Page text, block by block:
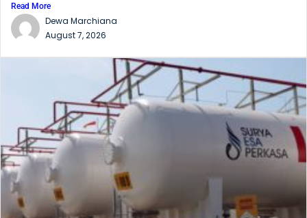
Read More
Dewa Marchiana
August 7, 2026